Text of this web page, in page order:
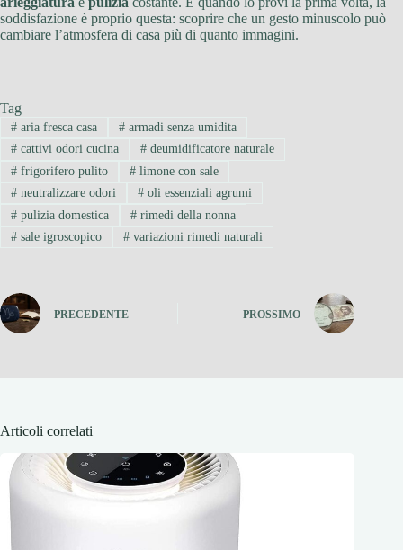
soddisfazione è proprio questa: scoprire che un gesto minuscolo può
cambiare l’atmosfera di casa più di quanto immagini.
Tag
#aria fresca casa #armadi senza umidita
#cattivi odori cucina #deumidificatore naturale
#frigorifero pulito #limone con sale
#neutralizzare odori #oli essenziali agrumi
#pulizia domestica #rimedi della nonna
#sale igroscopico #variazioni rimedi naturali
PRECEDENTE PROSSIMO
Articoli correlati